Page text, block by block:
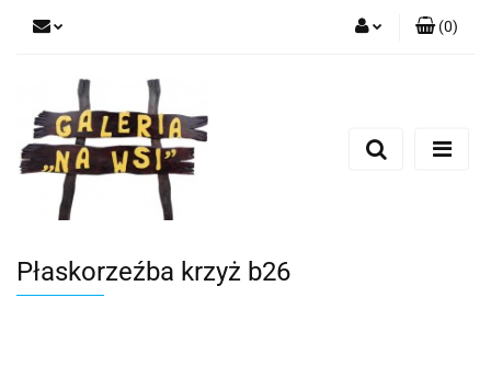
Dodaj zgłoszenie
(0)
Płaskorzeźba krzyż b26